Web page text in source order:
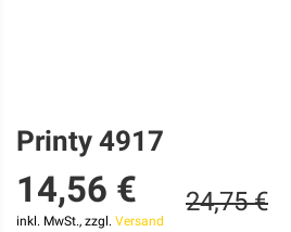
Zum
Anfang
der
Bildgalerie
springen
Printy 4917
14,56 €
inkl. MwSt., zzgl. Versand
24,75 €